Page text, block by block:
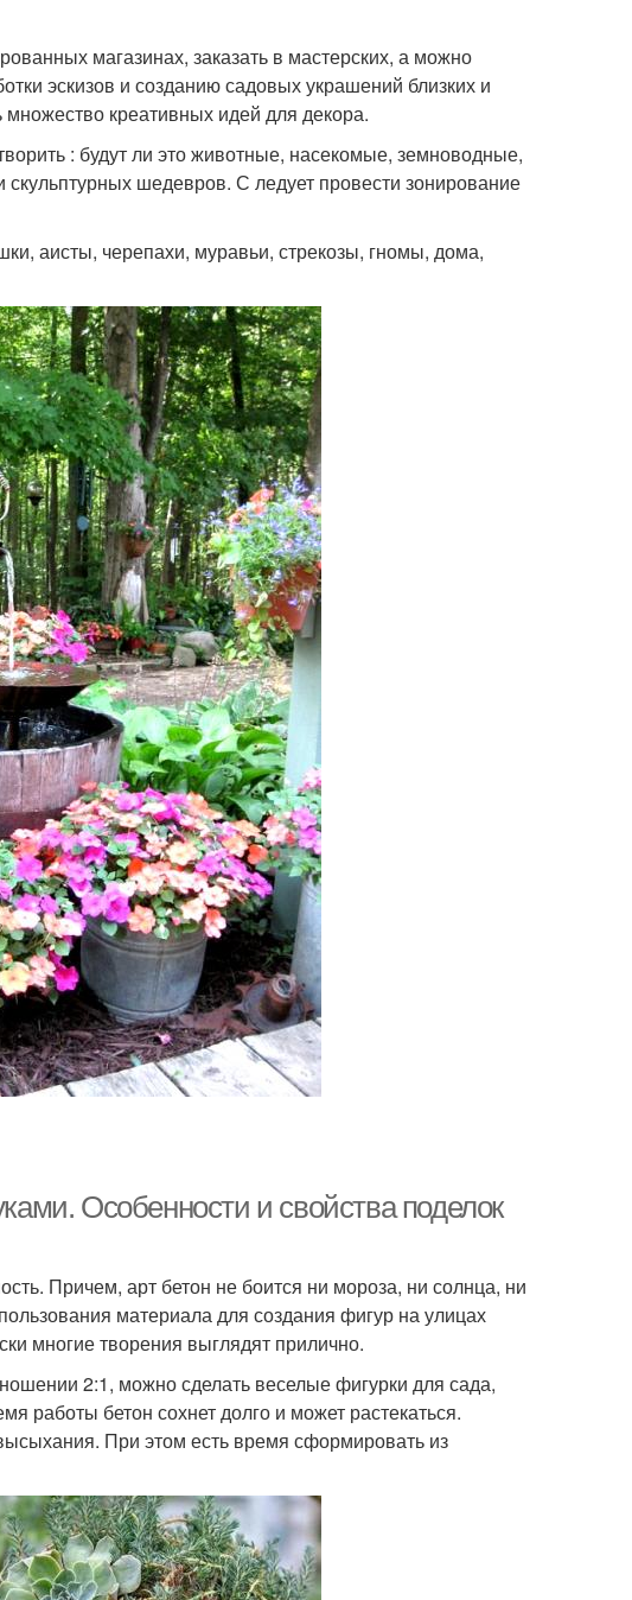
магазинах, заказать в мастерских, а можно
эскизов и созданию садовых украшений близких и
креативных идей для декора.
: будут ли это животные, насекомые, земноводные,
шедевров. С ледует провести зонирование
аисты, черепахи, муравьи, стрекозы, гномы, дома,
Особенности и свойства поделок
Причем, арт бетон не боится ни мороза, ни солнца, ни
материала для создания фигур на улицах
многие творения выглядят прилично.
2:1, можно сделать веселые фигурки для сада,
работы бетон сохнет долго и может растекаться.
При этом есть время сформировать из